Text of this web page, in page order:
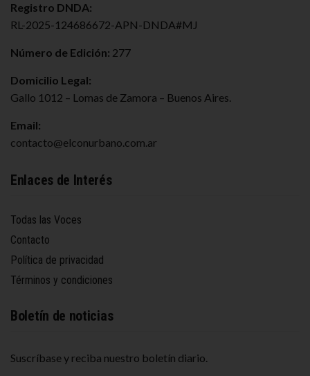
Registro DNDA:
RL-2025-124686672-APN-DNDA#MJ
Número de Edición: 277
Domicilio Legal:
Gallo 1012 – Lomas de Zamora – Buenos Aires.
Email:
contacto@elconurbano.com.ar
Enlaces de Interés
Todas las Voces
Contacto
Política de privacidad
Términos y condiciones
Boletín de noticias
Suscríbase y reciba nuestro boletín diario.